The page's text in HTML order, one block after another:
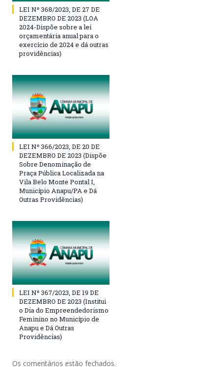
LEI Nº 368/2023, DE 27 DE
DEZEMBRO DE 2023 (LOA
2024-Dispõe sobre a lei
orçamentária anual para o
exercício de 2024 e dá outras
providências)
LEI Nº 366/2023, DE 20 DE
DEZEMBRO DE 2023 (Dispõe
Sobre Denominação de
Praça Pública Localizada na
Vila Belo Monte Pontal I,
Município Anapu/PA e Dá
Outras Providências)
LEI Nº 367/2023, DE 19 DE
DEZEMBRO DE 2023 (Institui
o Dia do Empreendedorismo
Feminino no Município de
Anapu e Dá Outras
Providências)
Os comentários estão fechados.